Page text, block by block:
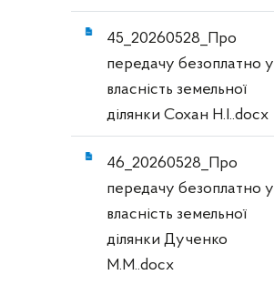
45_20260528_Про
передачу безоплатно у
власність земельної
ділянки Сохан Н.І..docx
46_20260528_Про
передачу безоплатно у
власність земельної
ділянки Дученко
М.М..docx